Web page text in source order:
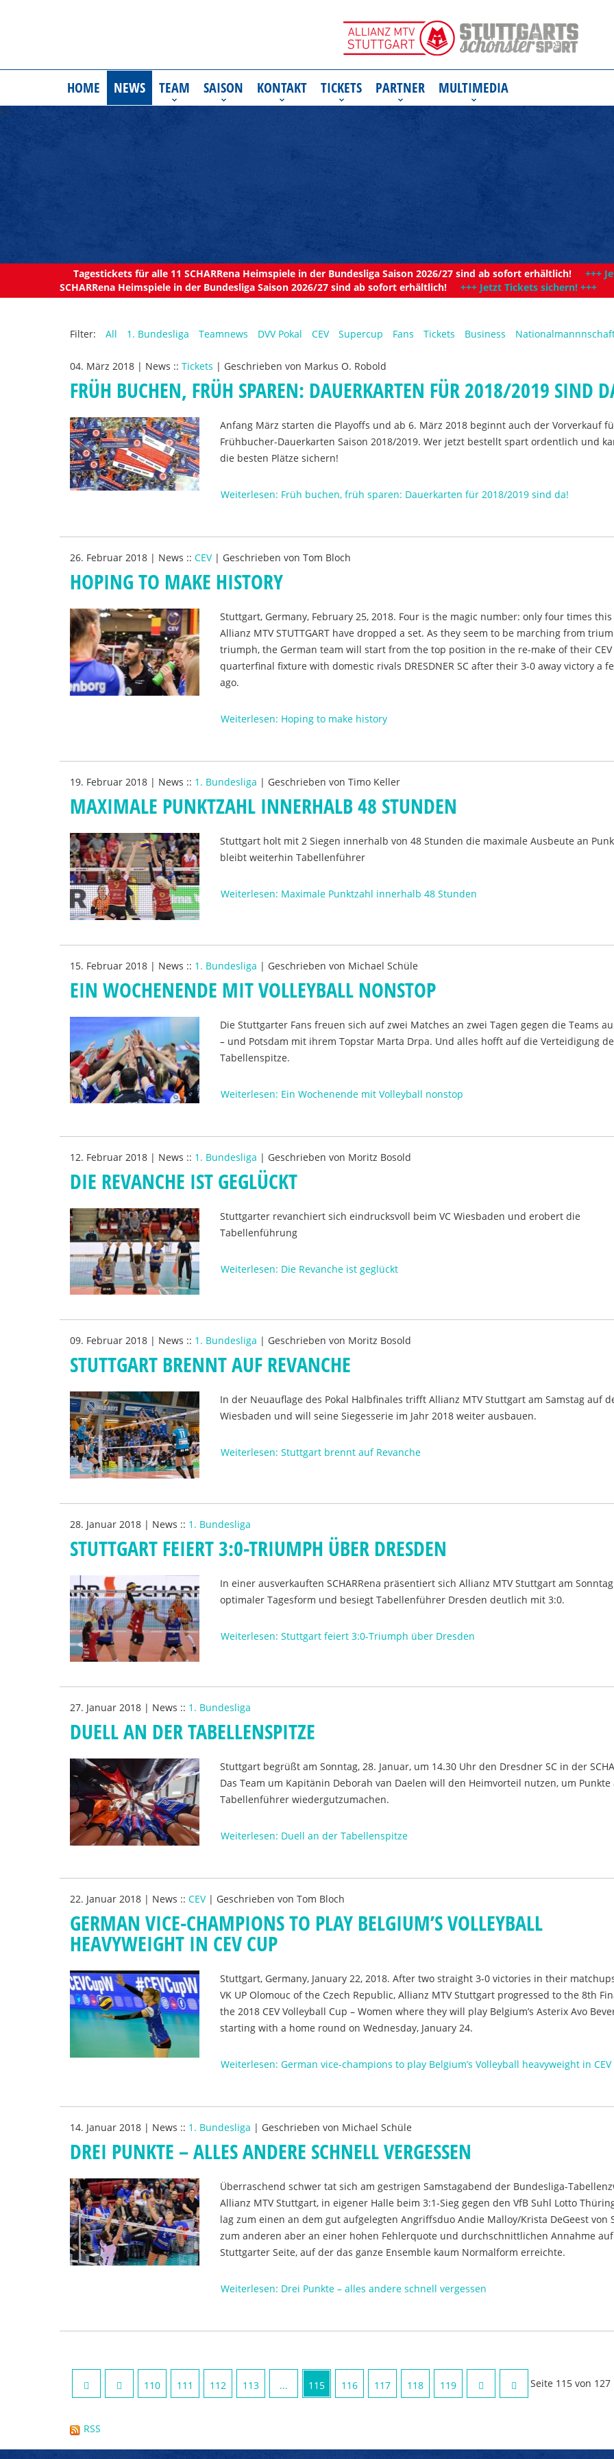
HOME NEWS TEAM SAISON KONTAKT TICKETS PARTNER MULTIMEDIA
11
Tagestickets für alle 11 SCHARRena Heimspiele in der Bundesliga Saison 2026/27 sind ab sofort erhältlich! +++
SCHARRena Heimspiele in der Bundesliga Saison 2026/27 sind ab sofort erhältlich! +++ Jetzt Tickets sichern! +++
Filter: All 1. Bundesliga Teamnews DVV Pokal CEV Supercup Fans Tickets Business
04. März 2018 | News :: Tickets | Geschrieben von Markus O. Robold
FRÜH BUCHEN, FRÜH SPAREN: DAUERKARTEN FÜR 2018/2019 SIND
Anfang März starten die Playoffs und ab 6. März 2018 beginnt auch der Vorverkauf
Frühbucher-Dauerkarten Saison 2018/2019. Wer jetzt bestellt spart ordentlich und
die besten Plätze sichern!
Weiterlesen: Früh buchen, früh sparen: Dauerkarten für 2018/2019 sind da!
26. Februar 2018 | News :: CEV | Geschrieben von Tom Bloch
HOPING TO MAKE HISTORY
Stuttgart, Germany, February 25, 2018. Four is the magic number: only four times
Allianz MTV STUTTGART have dropped a set. As they seem to be marching from
triumph, the German team will start from the top position in the re-make of their CEV
quarterfinal fixture with domestic rivals DRESDNER SC after their 3-0 away victory a
ago.
Weiterlesen: Hoping to make history
19. Februar 2018 | News :: 1. Bundesliga | Geschrieben von Timo Keller
MAXIMALE PUNKTZAHL INNERHALB 48 STUNDEN
Stuttgart holt mit 2 Siegen innerhalb von 48 Stunden die maximale Ausbeute an
bleibt weiterhin Tabellenführer
Weiterlesen: Maximale Punktzahl innerhalb 48 Stunden
15. Februar 2018 | News :: 1. Bundesliga | Geschrieben von Michael Schüle
EIN WOCHENENDE MIT VOLLEYBALL NONSTOP
Die Stuttgarter Fans freuen sich auf zwei Matches an zwei Tagen gegen die Teams
– und Potsdam mit ihrem Topstar Marta Drpa. Und alles hofft auf die Verteidigung
Tabellenspitze.
Weiterlesen: Ein Wochenende mit Volleyball nonstop
12. Februar 2018 | News :: 1. Bundesliga | Geschrieben von Moritz Bosold
DIE REVANCHE IST GEGLÜCKT
Stuttgarter revanchiert sich eindrucksvoll beim VC Wiesbaden und erobert die
Tabellenführung
Weiterlesen: Die Revanche ist geglückt
09. Februar 2018 | News :: 1. Bundesliga | Geschrieben von Moritz Bosold
STUTTGART BRENNT AUF REVANCHE
In der Neuauflage des Pokal Halbfinales trifft Allianz MTV Stuttgart am Samstag auf
Wiesbaden und will seine Siegesserie im Jahr 2018 weiter ausbauen.
Weiterlesen: Stuttgart brennt auf Revanche
28. Januar 2018 | News :: 1. Bundesliga
STUTTGART FEIERT 3:0-TRIUMPH ÜBER DRESDEN
In einer ausverkauften SCHARRena präsentiert sich Allianz MTV Stuttgart am
optimaler Tagesform und besiegt Tabellenführer Dresden deutlich mit 3:0.
Weiterlesen: Stuttgart feiert 3:0-Triumph über Dresden
27. Januar 2018 | News :: 1. Bundesliga
DUELL AN DER TABELLENSPITZE
Stuttgart begrüßt am Sonntag, 28. Januar, um 14.30 Uhr den Dresdner SC in der
Das Team um Kapitänin Deborah van Daelen will den Heimvorteil nutzen, um Punkte
Tabellenführer wiedergutzumachen.
Weiterlesen: Duell an der Tabellenspitze
22. Januar 2018 | News :: CEV | Geschrieben von Tom Bloch
GERMAN VICE-CHAMPIONS TO PLAY BELGIUM’S VOLLEYBALL
HEAVYWEIGHT IN CEV CUP
Stuttgart, Germany, January 22, 2018. After two straight 3-0 victories in their
VK UP Olomouc of the Czech Republic, Allianz MTV Stuttgart progressed to the 8th
the 2018 CEV Volleyball Cup – Women where they will play Belgium’s Asterix Avo
starting with a home round on Wednesday, January 24.
Weiterlesen: German vice-champions to play Belgium’s Volleyball heavyweight in CEV
14. Januar 2018 | News :: 1. Bundesliga | Geschrieben von Michael Schüle
DREI PUNKTE – ALLES ANDERE SCHNELL VERGESSEN
Überraschend schwer tat sich am gestrigen Samstagabend der Bundesliga-
Allianz MTV Stuttgart, in eigener Halle beim 3:1-Sieg gegen den VfB Suhl Lotto
lag zum einen an dem gut aufgelegten Angriffsduo Andie Malloy/Krista DeGeest von
zum anderen aber an einer hohen Fehlerquote und durchschnittlichen Annahme auf
Stuttgarter Seite, auf der das ganze Ensemble kaum Normalform erreichte.
Weiterlesen: Drei Punkte – alles andere schnell vergessen
Seite 115 von 127
110 111 112 113 ... 115 116 117 118 119
RSS